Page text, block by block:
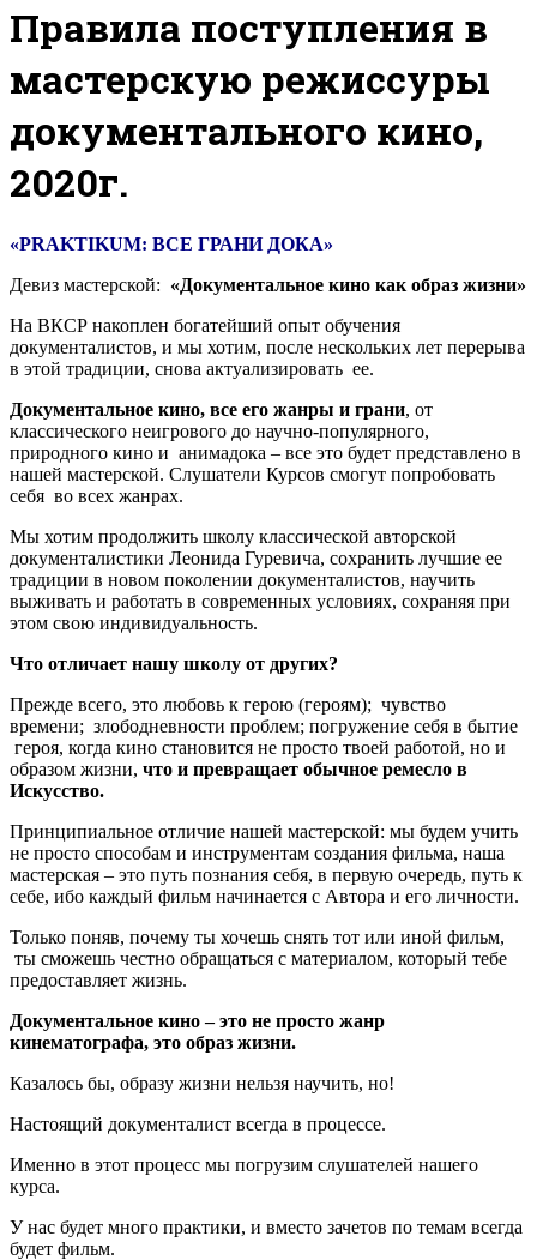
Правила поступления в
мастерскую режиссуры
документального кино,
2020г.
«PRAKTIKUM: ВСЕ ГРАНИ ДОКА»
Девиз мастерской: «Документальное кино как образ жизни»
На ВКСР накоплен богатейший опыт обучения
документалистов, и мы хотим, после нескольких лет перерыва
в этой традиции, снова актуализировать ее.
Документальное кино, все его жанры и грани, от
классического неигрового до научно-популярного,
природного кино и анимадока – все это будет представлено в
нашей мастерской. Слушатели Курсов смогут попробовать
себя во всех жанрах.
Мы хотим продолжить школу классической авторской
документалистики Леонида Гуревича, сохранить лучшие ее
традиции в новом поколении документалистов, научить
выживать и работать в современных условиях, сохраняя при
этом свою индивидуальность.
Что отличает нашу школу от других?
Прежде всего, это любовь к герою (героям); чувство
времени; злободневности проблем; погружение себя в бытие
героя, когда кино становится не просто твоей работой, но и
образом жизни, что и превращает обычное ремесло в
Искусство.
Принципиальное отличие нашей мастерской: мы будем учить
не просто способам и инструментам создания фильма, наша
мастерская – это путь познания себя, в первую очередь, путь к
себе, ибо каждый фильм начинается с Автора и его личности.
Только поняв, почему ты хочешь снять тот или иной фильм,
ты сможешь честно обращаться с материалом, который тебе
предоставляет жизнь.
Документальное кино – это не просто жанр
кинематографа, это образ жизни.
Казалось бы, образу жизни нельзя научить, но!
Настоящий документалист всегда в процессе.
Именно в этот процесс мы погрузим слушателей нашего
курса.
У нас будет много практики, и вместо зачетов по темам всегда
будет фильм.